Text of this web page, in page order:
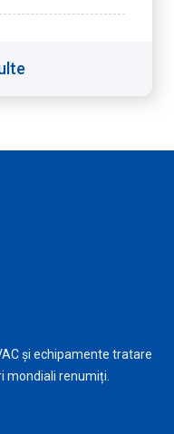
și echipamente tratare
mondiali renumiți.